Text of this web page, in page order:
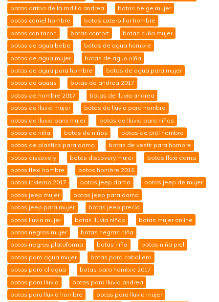
botas arriba de la rodilla andrea
botas beige mujer
botas camel hombre
botas caterpillar hombre
botas con tacon
botas confort
botas cuña mujer
botas de agua bebe
botas de agua hombre
botas de agua mujer
botas de agua niña
botas de agua para hombre
botas de agua para mujer
botas de aguas
botas de andrea 2017
botas de hombre 2017
botas de lluvia andrea
botas de lluvia mujer
botas de lluvia para hombre
botas de lluvia para mujer
botas de lluvia para niños
botas de niña
botas de niños
botas de piel hombre
botas de plastico para dama
botas de vestir para hombre
botas discovery
botas discovery mujer
botas flexi dama
botas flexi hombre
botas hombre 2016
botas invierno 2017
botas jeep dama
botas jeep de mujer
botas jeep mujer
botas jeep para dama
botas jeep para mujer
botas jeep precio
botas lluvia mujer
botas lluvia niños
botas mujer online
botas negras mujer
botas negras niña
botas negras plataforma
botas niña
botas niña piel
botas para agua mujer
botas para caballero
botas para el agua
botas para hombre 2017
botas para lluvia
botas para lluvia andrea
botas para lluvia hombre
botas para lluvia mujer